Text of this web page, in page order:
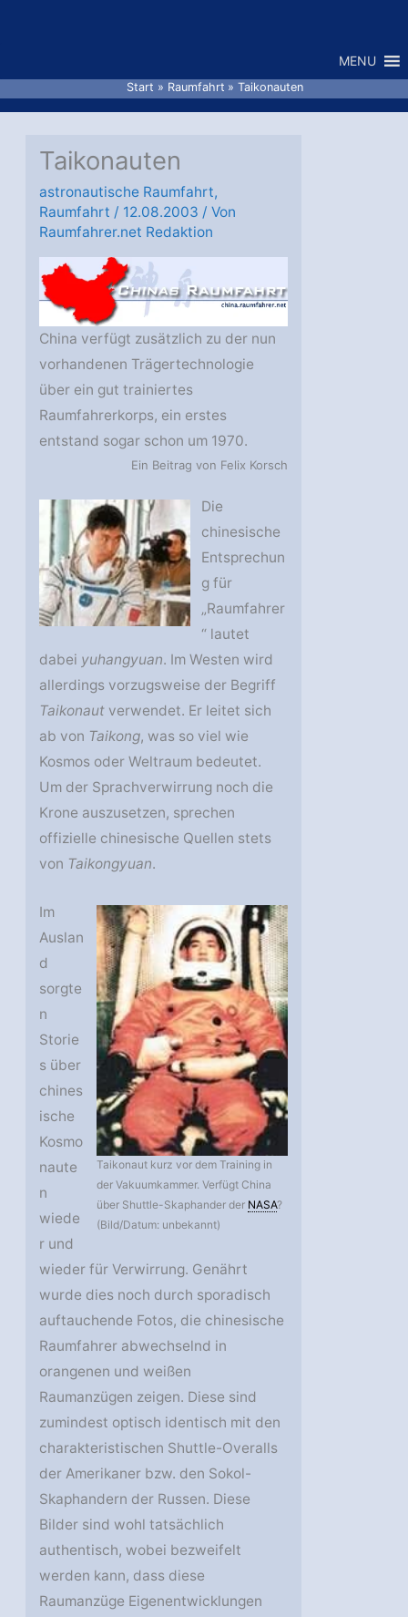
MENU
Start Raumfahrt Taikonauten
Taikonauten
astronautische Raumfahrt,
Raumfahrt / 12.08.2003 / Von
Raumfahrer.net Redaktion
China verfügt zusätzlich zu der nun
vorhandenen Trägertechnologie
über ein gut trainiertes
Raumfahrerkorps, ein erstes
entstand sogar schon um 1970.
Ein Beitrag von Felix Korsch
Die
chinesische
Entsprechun
g für
„Raumfahrer
“ lautet
dabei yuhangyuan. Im Westen wird
allerdings vorzugsweise der Begriff
Taikonaut verwendet. Er leitet sich
ab von Taikong, was so viel wie
Kosmos oder Weltraum bedeutet.
Um der Sprachverwirrung noch die
Krone auszusetzen, sprechen
offizielle chinesische Quellen stets
von Taikongyuan.
Taikonaut kurz vor dem Training in
der Vakuumkammer. Verfügt China
über Shuttle-Skaphander der NASA?
(Bild/Datum: unbekannt)
Im
Auslan
d
sorgte
n
Storie
s über
chines
ische
Kosmo
naute
n
wiede
r und
wieder für Verwirrung. Genährt
wurde dies noch durch sporadisch
auftauchende Fotos, die chinesische
Raumfahrer abwechselnd in
orangenen und weißen
Raumanzügen zeigen. Diese sind
zumindest optisch identisch mit den
charakteristischen Shuttle-Overalls
der Amerikaner bzw. den Sokol-
Skaphandern der Russen. Diese
Bilder sind wohl tatsächlich
authentisch, wobei bezweifelt
werden kann, dass diese
Raumanzüge Eigenentwicklungen